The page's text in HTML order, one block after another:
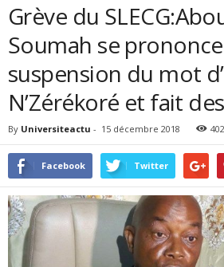
Grève du
Soumah se
suspension du mot
N’Zérékoré et fait
By Universiteactu - 15 décembre 2018
Facebook Twitter